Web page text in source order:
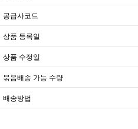
공급사코드
상품 등록일
상품 수정일
묶음배송 가능 수량
배송방법